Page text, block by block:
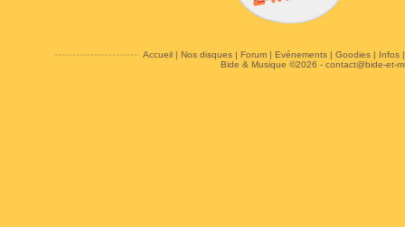
Accueil| Nos disques| Forum| Evénements| Goodies| Infos
Bide & Musique ©2026 - contact@bide-et-